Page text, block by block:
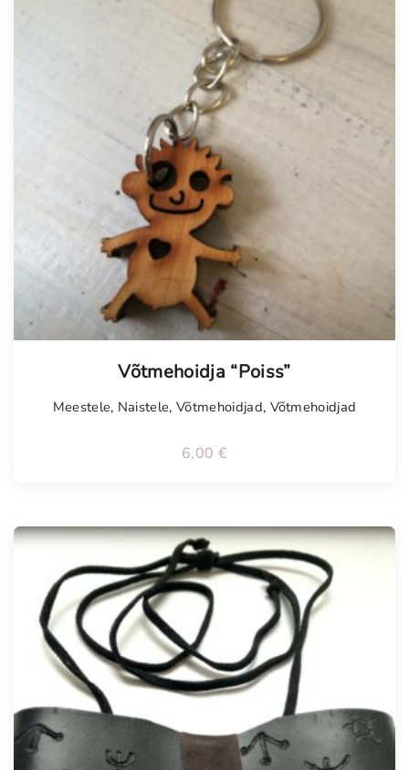
Võtmehoidja “Poiss”
Meestele, Naistele,Võtmehoidjad, Võtmehoidjad
6,00 €